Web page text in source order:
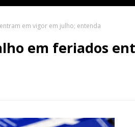
em vigor em julho; entenda
em feriados